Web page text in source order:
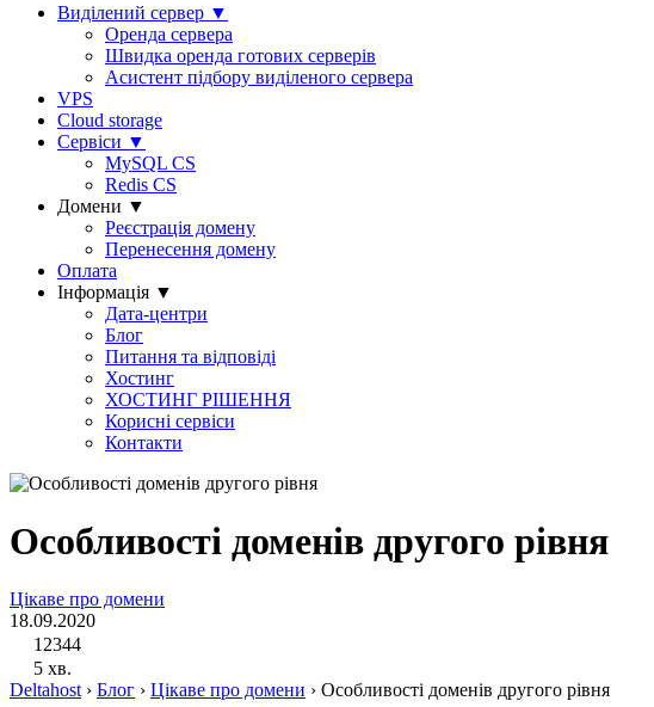
Виділений сервер ▼
Оренда сервера
Швидка оренда готових серверів
Асистент підбору виділеного сервера
VPS
Cloud storage
Сервіси ▼
MySQL CS
Redis CS
Домени ▼
Реєстрація домену
Перенесення домену
Оплата
Інформація ▼
Дата-центри
Блог
Питання та відповіді
Хостинг
ХОСТИНГ РІШЕННЯ
Корисні сервіси
Контакти
Особливості доменів другого рівня
Цікаве про домени
18.09.2020
12344
5 хв.
Deltahost› Блог › Цікаве про домени › Особливості доменів другого рівня